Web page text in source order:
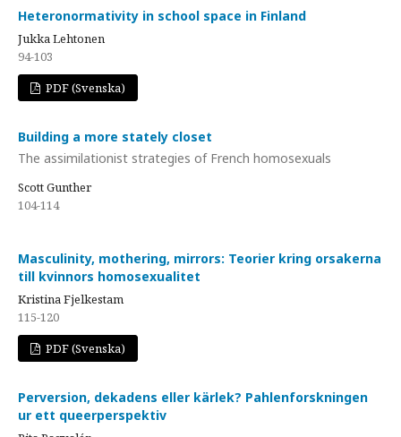
Heteronormativity in school space in Finland
Jukka Lehtonen
94-103
PDF (Svenska)
Building a more stately closet
The assimilationist strategies of French homosexuals
Scott Gunther
104-114
Masculinity, mothering, mirrors: Teorier kring orsakerna
till kvinnors homosexualitet
Kristina Fjelkestam
115-120
PDF (Svenska)
Perversion, dekadens eller kärlek? Pahlenforskningen
ur ett queerperspektiv